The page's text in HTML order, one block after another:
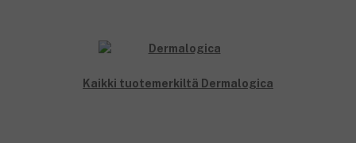
Kaikki tuotemerkiltä Dermalogica